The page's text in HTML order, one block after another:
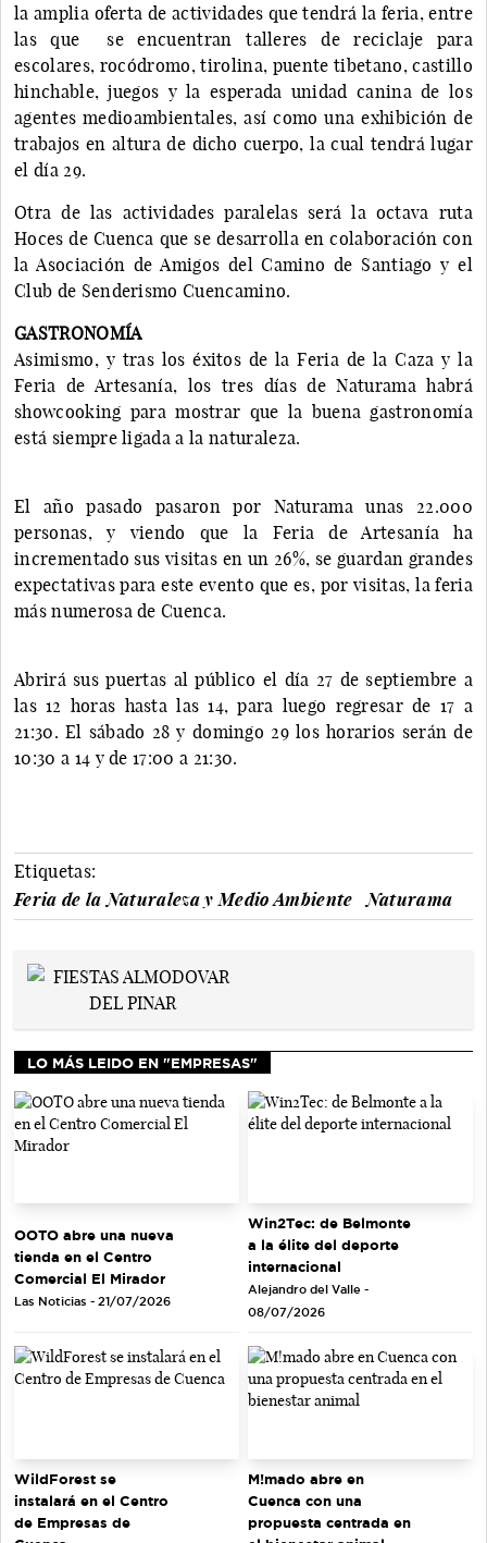
la amplia oferta de actividades que tendrá la feria, entre
las que se encuentran talleres de reciclaje para
escolares, rocódromo, tirolina, puente tibetano, castillo
hinchable, juegos y la esperada unidad canina de los
agentes medioambientales, así como una exhibición de
trabajos en altura de dicho cuerpo, la cual tendrá lugar
el día 29.
Otra de las actividades paralelas será la octava ruta
Hoces de Cuenca que se desarrolla en colaboración con
la Asociación de Amigos del Camino de Santiago y el
Club de Senderismo Cuencamino.
GASTRONOMÍA
Asimismo, y tras los éxitos de la Feria de la Caza y la
Feria de Artesanía, los tres días de Naturama habrá
showcooking para mostrar que la buena gastronomía
está siempre ligada a la naturaleza.
El año pasado pasaron por Naturama unas 22.000
personas, y viendo que la Feria de Artesanía ha
incrementado sus visitas en un 26%, se guardan grandes
expectativas para este evento que es, por visitas, la feria
más numerosa de Cuenca.
Abrirá sus puertas al público el día 27 de septiembre a
las 12 horas hasta las 14, para luego regresar de 17 a
21:30. El sábado 28 y domingo 29 los horarios serán de
10:30 a 14 y de 17:00 a 21:30.
Etiquetas:
Feria de la Naturaleza y Medio Ambiente
Naturama
LO MÁS LEIDO EN "EMPRESAS"
OOTO abre una nueva
tienda en el Centro
Comercial El Mirador
Las Noticias - 21/07/2026
Win2Tec: de Belmonte
a la élite del deporte
internacional
Alejandro del Valle -
08/07/2026
WildForest se
instalará en el Centro
de Empresas de
M!mado abre en
Cuenca con una
propuesta centrada en